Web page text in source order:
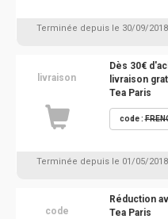
Terminée depuis le 30/09/2018
livraison
Dès 30€
livraison
Tea Paris
code :
Terminée depuis le 01/05/2018
code
Réduction
Tea Paris